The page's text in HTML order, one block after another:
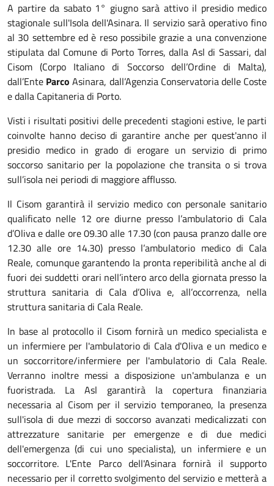
A partire da sabato 1° giugno sarà attivo il presidio medico
stagionale sull'Isola dell'Asinara. Il servizio sarà operativo fino
al 30 settembre ed è reso possibile grazie a una convenzione
stipulata dal Comune di Porto Torres, dalla Asl di Sassari, dal
Cisom (Corpo Italiano di Soccorso dell’Ordine di Malta),
dall’Ente Parco Asinara, dall’Agenzia Conservatoria delle Coste
e dalla Capitaneria di Porto.
Visti i risultati positivi delle precedenti stagioni estive, le parti
coinvolte hanno deciso di garantire anche per quest'anno il
presidio medico in grado di erogare un servizio di primo
soccorso sanitario per la popolazione che transita o si trova
sull’isola nei periodi di maggiore afflusso.
Il Cisom garantirà il servizio medico con personale sanitario
qualificato nelle 12 ore diurne presso l’ambulatorio di Cala
d’Oliva e dalle ore 09.30 alle 17.30 (con pausa pranzo dalle ore
12.30 alle ore 14.30) presso l’ambulatorio medico di Cala
Reale, comunque garantendo la pronta reperibilità anche al di
fuori dei suddetti orari nell’intero arco della giornata presso la
struttura sanitaria di Cala d’Oliva e, all’occorrenza, nella
struttura sanitaria di Cala Reale.
In base al protocollo il Cisom fornirà un medico specialista e
un infermiere per l'ambulatorio di Cala d'Oliva e un medico e
un soccorritore/infermiere per l'ambulatorio di Cala Reale.
Verranno inoltre messi a disposizione un'ambulanza e un
fuoristrada. La Asl garantirà la copertura finanziaria
necessaria al Cisom per il servizio temporaneo, la presenza
sull'isola di due mezzi di soccorso avanzati medicalizzati con
attrezzature sanitarie per emergenze e di due medici
dell'emergenza (di cui uno specialista), un infermiere e un
soccorritore. L'Ente Parco dell'Asinara fornirà il supporto
necessario per il corretto svolgimento del servizio e metterà a